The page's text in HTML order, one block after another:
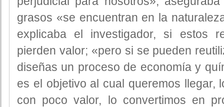
grasos «se encuentran en la
explicaba el investigador, si estos
pierden valor; «pero si se pueden
diseñas un proceso de economía y
es el objetivo al cual queremos llegar,
con poco valor, lo convertimos en